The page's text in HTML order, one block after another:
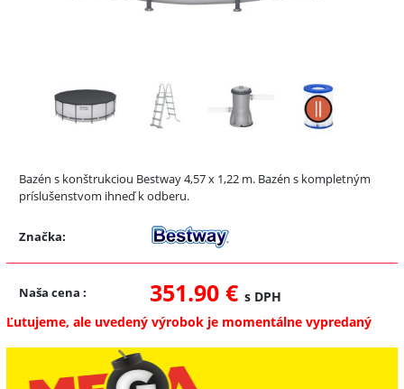
Bazén s konštrukciou Bestway 4,57 x 1,22 m. Bazén s kompletným
príslušenstvom ihneď k odberu.
Značka:
Naša cena : 351.90 € s DPH
Ľutujeme, ale uvedený výrobok je momentálne vypredaný